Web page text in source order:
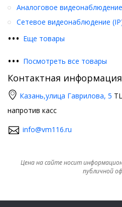
••• Еще товары
Аналоговое
Сетевое видеонаблюдение
••• Посмотреть все товары
Контактная информация
Казань,улица Гаврилова, 5
напротив касс
info@vm116.ru
Цена на сайте носит
публичной